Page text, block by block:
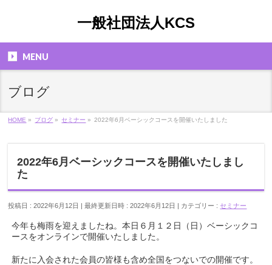
一般社団法人KCS
MENU
ブログ
HOME » ブログ » セミナー » 2022年6月ベーシックコースを開催いたしました
2022年6月ベーシックコースを開催いたしまし
た
投稿日 : 2022年6月12日 最終更新日時 : 2022年6月12日 カテゴリー : セミナー
今年も梅雨を迎えましたね。本日６月１２日（日）ベーシックコ
ースをオンラインで開催いたしました。
新たに入会された会員の皆様も含め全国をつないでの開催です。